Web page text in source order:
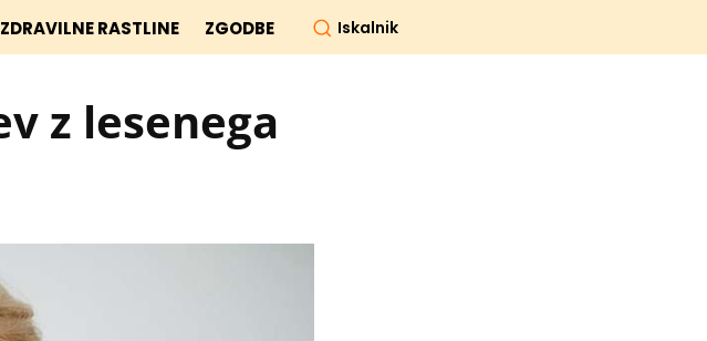
ZDRAVILNE RASTLINE ZGODBE Iskalnik
z lesenega